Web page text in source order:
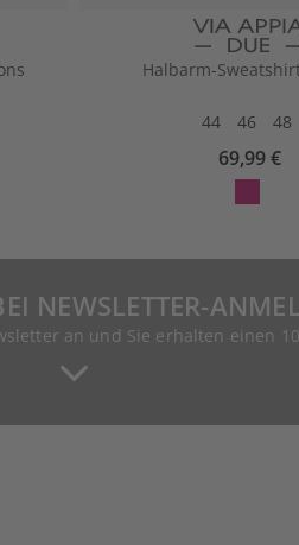
Halbarm-
44 46 48
69,99 €
NEWSLETTER-
an und Sie erhalten einen